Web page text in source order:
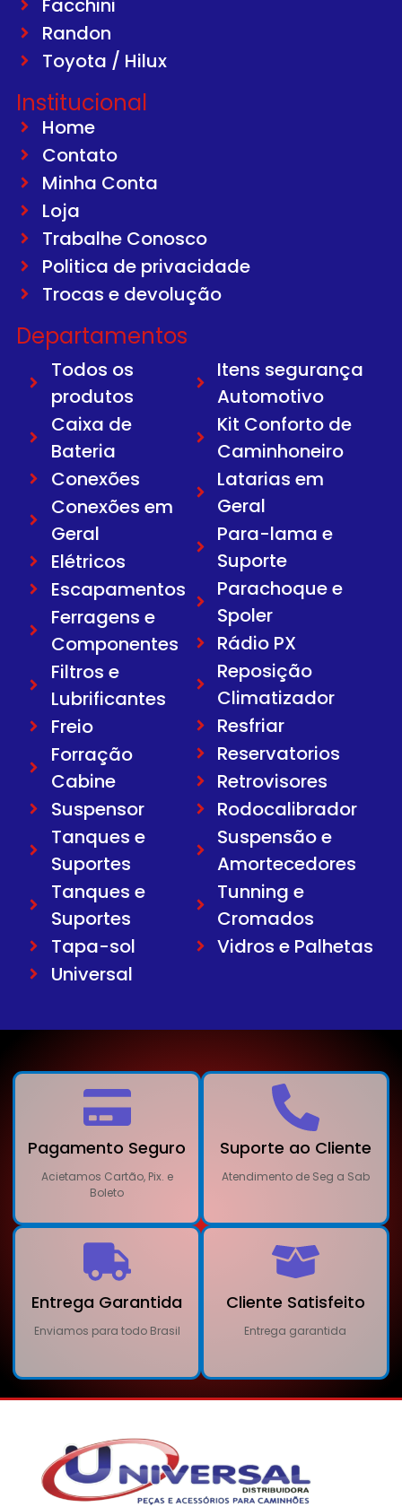
Facchini
Randon
Toyota / Hilux
Institucional
Home
Contato
Minha Conta
Loja
Trabalhe Conosco
Politica de privacidade
Trocas e devolução
Departamentos
Todos os
produtos
Caixa de
Bateria
Conexões
Conexões em
Geral
Elétricos
Escapamentos
Ferragens e
Componentes
Filtros e
Lubrificantes
Freio
Forração
Cabine
Suspensor
Tanques e
Suportes
Tanques e
Suportes
Tapa-sol
Universal
Itens segurança
Automotivo
Kit Conforto de
Caminhoneiro
Latarias em
Geral
Para-lama e
Suporte
Parachoque e
Spoler
Rádio PX
Reposição
Climatizador
Resfriar
Reservatorios
Retrovisores
Rodocalibrador
Suspensão e
Amortecedores
Tunning e
Cromados
Vidros e Palhetas
Pagamento Seguro
Acietamos Cartão, Pix. e
Boleto
Suporte ao Cliente
Atendimento de Seg a Sab
Entrega Garantida
Enviamos para todo Brasil
Cliente Satisfeito
Entrega garantida